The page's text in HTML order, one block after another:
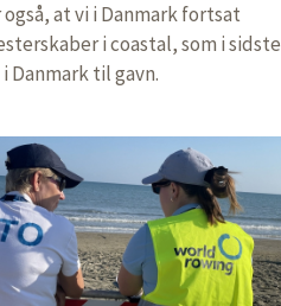
at vi i Danmark fortsat
i coastal, som i sidste
Danmark til gavn.